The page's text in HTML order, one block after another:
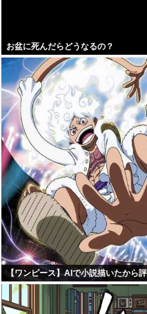
お盆に死んだらどうなるの？
【ワンピース】AIで小説描いたから